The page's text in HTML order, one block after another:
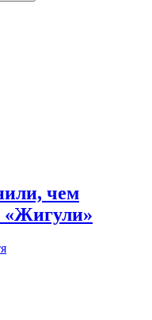
чем
«Жигули»